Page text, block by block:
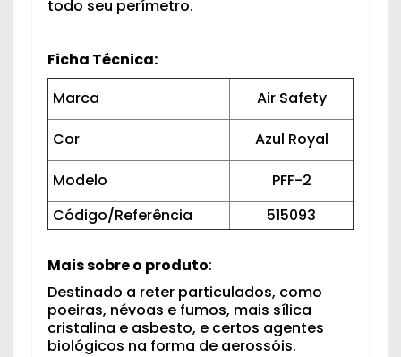
todo seu perímetro.
Ficha Técnica:
Marca
Air Safety
Cor
Azul Royal
Modelo
PFF-2
Código/Referência
515093
Mais sobre o produto:
Destinado a reter particulados, como
poeiras, névoas e fumos, mais sílica
cristalina e asbesto, e certos agentes
biológicos na forma de aerossóis.